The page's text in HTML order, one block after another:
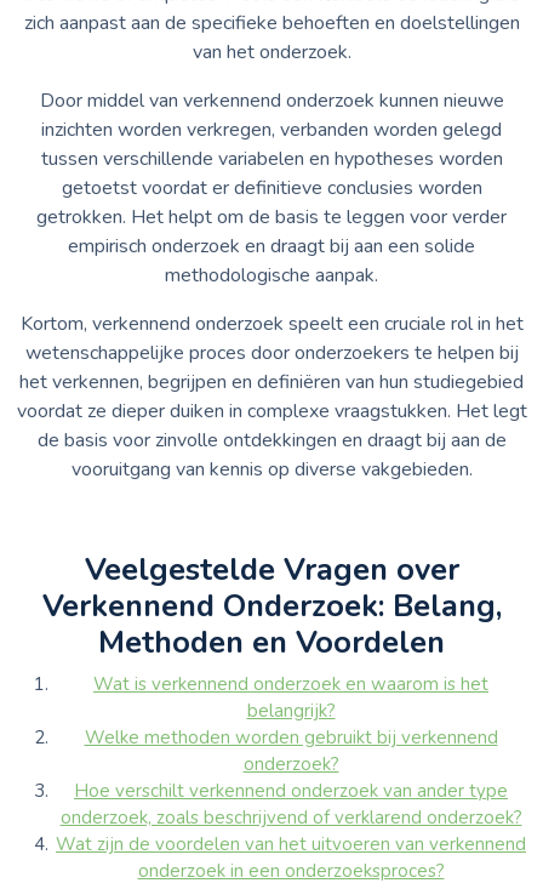
zich aanpast aan de specifieke behoeften en doelstellingen
van het onderzoek.
Door middel van verkennend onderzoek kunnen nieuwe
inzichten worden verkregen, verbanden worden gelegd
tussen verschillende variabelen en hypotheses worden
getoetst voordat er definitieve conclusies worden
getrokken. Het helpt om de basis te leggen voor verder
empirisch onderzoek en draagt bij aan een solide
methodologische aanpak.
Kortom, verkennend onderzoek speelt een cruciale rol in het
wetenschappelijke proces door onderzoekers te helpen bij
het verkennen, begrijpen en definiëren van hun studiegebied
voordat ze dieper duiken in complexe vraagstukken. Het legt
de basis voor zinvolle ontdekkingen en draagt bij aan de
vooruitgang van kennis op diverse vakgebieden.
Veelgestelde Vragen over
Verkennend Onderzoek: Belang,
Methoden en Voordelen
Wat is verkennend onderzoek en waarom is het
belangrijk?
Welke methoden worden gebruikt bij verkennend
onderzoek?
Hoe verschilt verkennend onderzoek van ander type
onderzoek, zoals beschrijvend of verklarend onderzoek?
Wat zijn de voordelen van het uitvoeren van verkennend
onderzoek in een onderzoeksproces?